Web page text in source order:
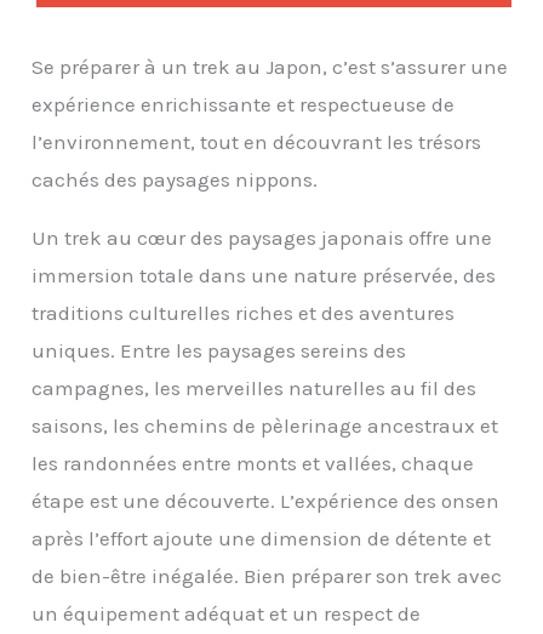
Se préparer à un trek au Japon, c’est s’assurer une
expérience enrichissante et respectueuse de
l’environnement, tout en découvrant les trésors
cachés des paysages nippons.
Un trek au cœur des paysages japonais offre une
immersion totale dans une nature préservée, des
traditions culturelles riches et des aventures
uniques. Entre les paysages sereins des
campagnes, les merveilles naturelles au fil des
saisons, les chemins de pèlerinage ancestraux et
les randonnées entre monts et vallées, chaque
étape est une découverte. L’expérience des onsen
après l’effort ajoute une dimension de détente et
de bien-être inégalée. Bien préparer son trek avec
un équipement adéquat et un respect de